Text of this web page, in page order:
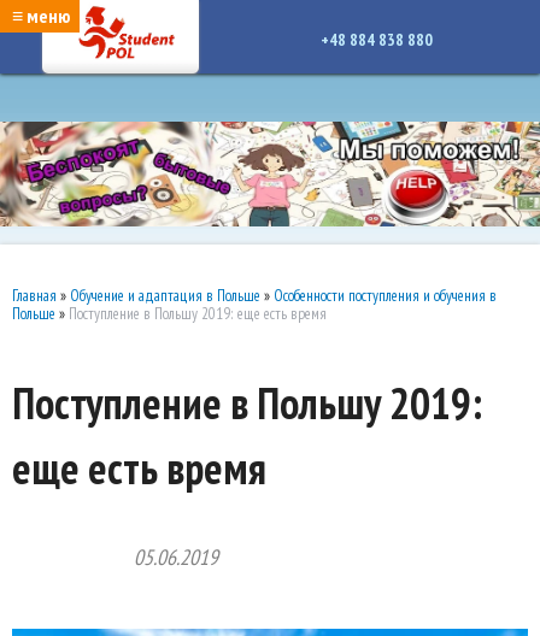
google-site-verification: google7a917c261df1566b.htmlgoogle-site-verification:
google7a917c261df1566b.html
≡ меню
+48 884 838 880
Главная » Обучение и адаптация в Польше » Особенности поступления и обучения в
Польше » Поступление в Польшу 2019: еще есть время
Поступление в Польшу 2019:
еще есть время
05.06.2019